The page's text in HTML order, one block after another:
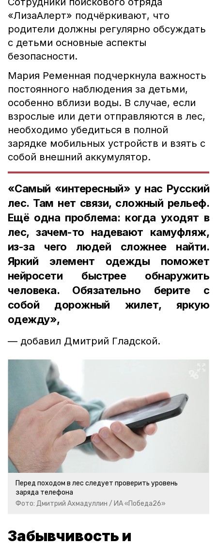
«ЛизаАлерт» подчёркивают, что
родители должны регулярно обсуждать
с детьми основные аспекты
безопасности.
Мария Ременная подчеркнула важность
постоянного наблюдения за детьми,
особенно вблизи воды. В случае, если
взрослые или дети отправляются в лес,
необходимо убедиться в полной
зарядке мобильных устройств и взять с
собой внешний аккумулятор.
«Самый «интересный» у нас Русский
лес. Там нет связи, сложный рельеф.
Ещё одна проблема: когда уходят в
лес, зачем-то надевают камуфляж,
из-за чего людей сложнее найти.
Яркий элемент одежды поможет
нейросети быстрее обнаружить
человека. Обязательно берите с
собой дорожный жилет, яркую
одежду»,
— добавил Дмитрий Гладской.
Перед походом в лес следует проверить уровень
заряда телефона
Фото: Дмитрий Ахмадуллин / ИА «Победа26»
Забывчивость и